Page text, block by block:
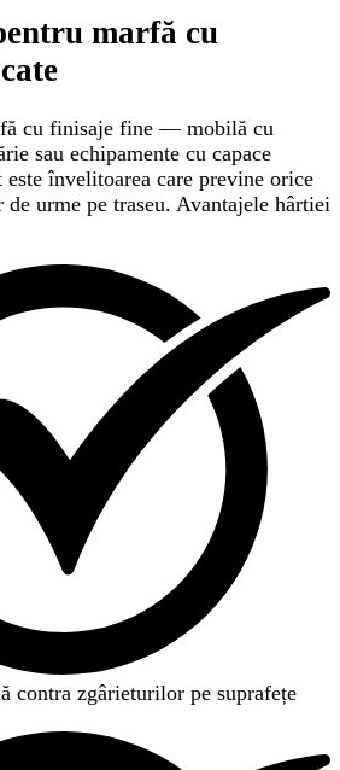
marfă cu
cu finisaje fine — mobilă cu
sau echipamente cu capace
învelitoarea care previne orice
de urme pe traseu. Avantajele hârtiei
contra zgârieturilor pe suprafețe